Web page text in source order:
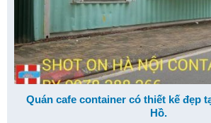
Quán cafe container có thiết kế đẹp
Hồ.